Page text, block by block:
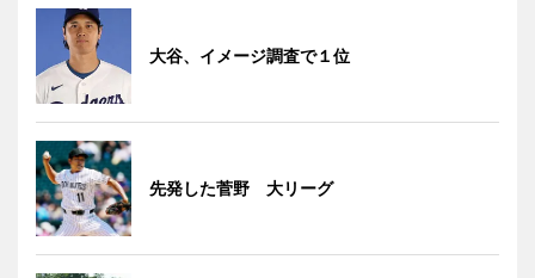
大谷、イメージ調査で１位
先発した菅野 大リーグ